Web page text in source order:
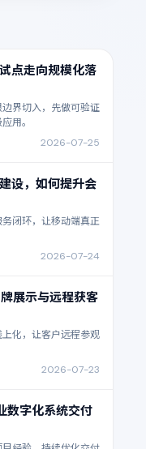
点走向规模化落
界切入，先做可验证
用。
2026-07-25
设，如何提升会
闭环，让移动端真正
2026-07-24
展示与远程获客
化，让客户远程参观
2026-07-23
数字化系统交付